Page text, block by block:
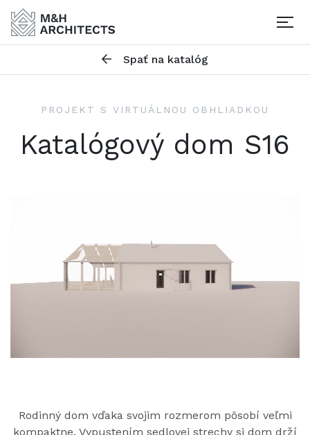
Spať na katalóg
PROJEKT S VIRTUÁLNOU OBHLIADKOU
Katalógový dom S16
Rodinný dom vďaka svojim rozmerom pôsobí veľmi
kompaktne. Vypustením sedlovej strechy si dom drží